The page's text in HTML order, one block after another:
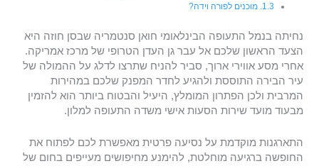
מוכנים לפורה וידה?
נחיתה בנמל התעופה הבינלאומי חואן סנטמריה שבסן חוזה היא
הצעד הראשון שלכם אל עבר גן העדן הטרופי של מרכז אמריקה.
אחרי מסע אווירי ארוך, סביר להניח שתרצו לדלג על ההמולה של
עיר הבירה התוססת ולהגיע לחדר המפנק שלכם במהירות
המרבית ולכן הפתרון המומלץ, היעיל והבטוח ביותר הוא להזמין
מבעוד מועד שירות הסעות אישי משדה התעופה למלון.
התארגנות מוקדמת על נסיעה פרטית מאפשרת לכם לפתוח את
החופשה ברגיעה מוחלטת, להימנע מחיפושים מעייפים בחום של